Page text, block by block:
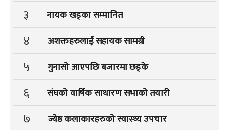
३ नायक खड्का सम्मानित
४ अशक्तहरुलाई सहायक सामग्री
५ गुनासो आएपछि बजारमा छड्के
६ संघको वार्षिक साधारण सभाको तयारी
७ ज्येष्ठ कलाकारहरुको स्वास्थ्य उपचार